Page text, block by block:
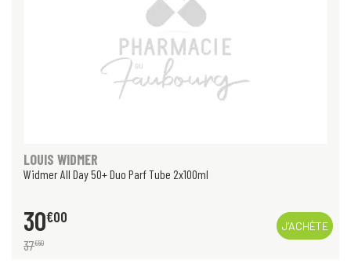
LOUIS WIDMER
Widmer All Day 50+ Duo Parf Tube 2x100ml
30€00
37€50
J’ACHÈTE